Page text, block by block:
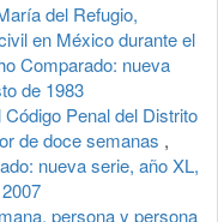
del Refugio,
en México durante el
Comparado: nueva
de 1983
Penal del Distrito
de doce semanas ,
nueva serie, año XL,
persona y persona